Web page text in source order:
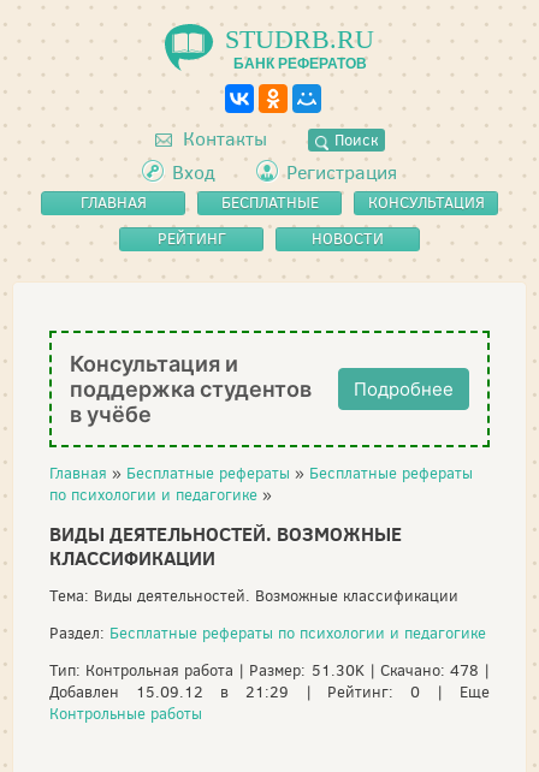
STUDRB.RU
БАНК РЕФЕРАТОВ
Контакты Поиск
Вход Регистрация
ГЛАВНАЯ
БЕСПЛАТНЫЕ
РЕФЕРАТЫ
КОНСУЛЬТАЦИЯ
РЕЙТИНГ
НОВОСТИ
Консультация и
поддержка студентов
в учёбе
Подробнее
Главная » Бесплатные рефераты » Бесплатные рефераты
по психологии и педагогике »
ВИДЫ ДЕЯТЕЛЬНОСТЕЙ. ВОЗМОЖНЫЕ
КЛАССИФИКАЦИИ
Тема: Виды деятельностей. Возможные классификации
Раздел: Бесплатные рефераты по психологии и педагогике
Тип: Контрольная работа | Размер: 51.30K | Скачано: 478 |
Добавлен 15.09.12 в 21:29 | Рейтинг: 0 | Еще
Контрольные работы